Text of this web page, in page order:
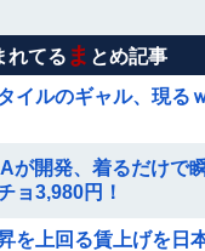
れてる ま とめ記事
イルのギャル、現る
が開発、着るだけで
ョ3,980円！
を上回る賃上げを日